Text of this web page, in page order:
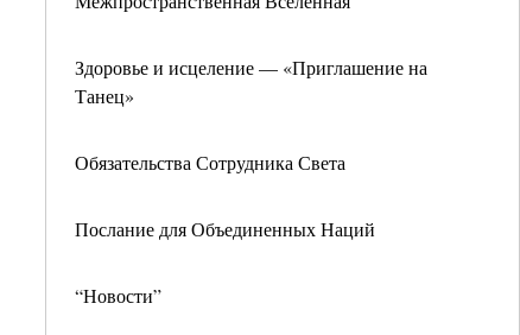
Здоровье и исцеление — «Приглашение на
Танец»
Обязательства Сотрудника Света
Послание для Объединенных Наций
“Новости”